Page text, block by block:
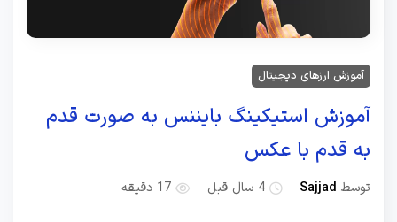
آموزش ارزهای دیجیتال
آموزش استیکینگ بایننس به صورت قدم
به قدم با عکس
توسط Sajjad 4 سال قبل 17 دقیقه